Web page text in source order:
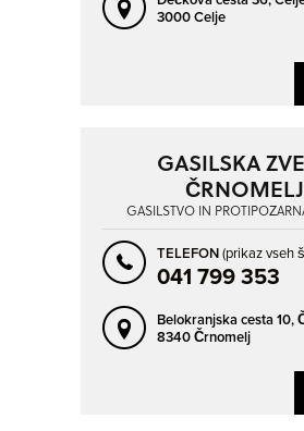
3000 Celje
GASILSKA
ČRNOMELJ
GASILSTVO IN
TELEFON(prikaz vseh
041 799 353
Belokranjska cesta 10,
8340 Črnomelj